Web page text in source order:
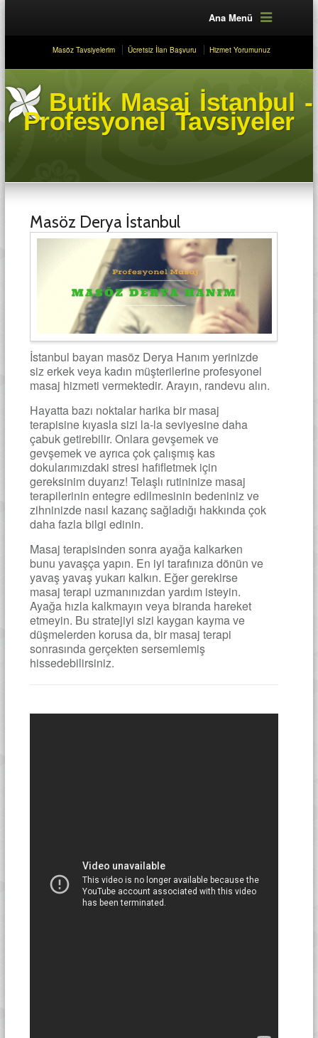
Ana Menü
Masöz Tavsiyelerim Ücretsiz İlan Başvuru Hizmet Yorumunuz
Butik Masaj İstanbul -
Profesyonel Tavsiyeler
Masöz Derya İstanbul
İstanbul bayan masöz Derya Hanım yerinizde
siz erkek veya kadın müşterilerine profesyonel
masaj hizmeti vermektedir. Arayın, randevu alın.
Hayatta bazı noktalar harika bir masaj
terapisine kıyasla sizi la-la seviyesine daha
çabuk getirebilir. Onlara gevşemek ve
gevşemek ve ayrıca çok çalışmış kas
dokularımızdaki stresi hafifletmek için
gereksinim duyarız! Telaşlı rutininize masaj
terapilerinin entegre edilmesinin bedeniniz ve
zihninizde nasıl kazanç sağladığı hakkında çok
daha fazla bilgi edinin.
Masaj terapisinden sonra ayağa kalkarken
bunu yavaşça yapın. En iyi tarafınıza dönün ve
yavaş yavaş yukarı kalkın. Eğer gerekirse
masaj terapi uzmanınızdan yardım isteyin.
Ayağa hızla kalkmayın veya biranda hareket
etmeyin. Bu stratejiyi sizi kaygan kayma ve
düşmelerden korusa da, bir masaj terapi
sonrasında gerçekten sersemlemiş
hissedebilirsiniz.